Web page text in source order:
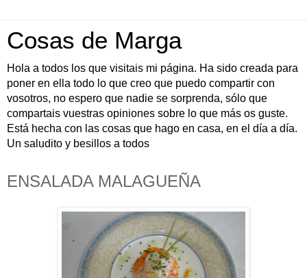
Cosas de Marga
Hola a todos los que visitais mi página. Ha sido creada para
poner en ella todo lo que creo que puedo compartir con
vosotros, no espero que nadie se sorprenda, sólo que
compartais vuestras opiniones sobre lo que más os guste.
Está hecha con las cosas que hago en casa, en el día a día.
Un saludito y besillos a todos
ENSALADA MALAGUEÑA